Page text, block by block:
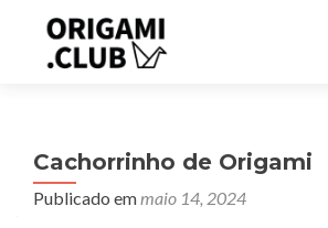
Cachorrinho de Origami
Publicado emmaio 14, 2024